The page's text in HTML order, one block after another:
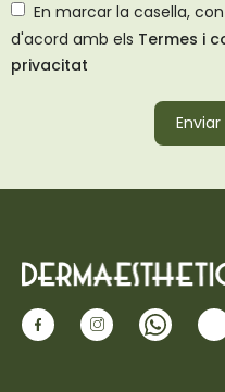
En marcar la casella,
d'acord amb els Termes i
privacitat